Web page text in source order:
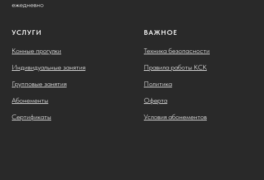
ежедневно
УСЛУГИ
Конные прогулки
Индивидуальные занятия
Групповые занятия
Абонементы
Сертификаты
ВАЖНОЕ
Техника безопасности
Правила работы КСК
Политика
Оферта
Условия абонементов